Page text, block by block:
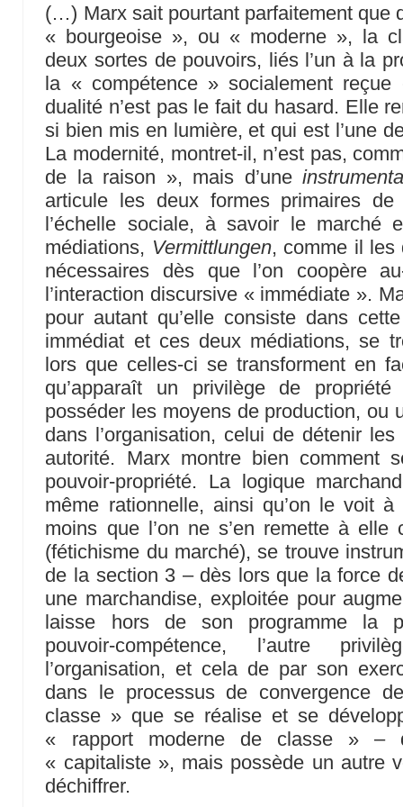
(…) Marx sait pourtant parfaitement que
« bourgeoise », ou « moderne », la
deux sortes de pouvoirs, liés l’un à la
la « compétence » socialement reçue
dualité n’est pas le fait du hasard. Elle
si bien mis en lumière, et qui est l’une
La modernité, montret-il, n’est pas,
de la raison », mais d’une
articule les deux formes primaires
l’échelle sociale, à savoir le marché
médiations, Vermittlungen, comme il les
nécessaires dès que l’on coopère
l’interaction discursive « immédiate ».
pour autant qu’elle consiste dans
immédiat et ces deux médiations, se
lors que celles-ci se transforment en
qu’apparaît un privilège de
posséder les moyens de production, ou
dans l’organisation, celui de détenir
autorité. Marx montre bien comment
pouvoir-propriété. La logique
même rationnelle, ainsi qu’on le voit
moins que l’on ne s’en remette à
(fétichisme du marché), se trouve
de la section 3 – dès lors que la force
une marchandise, exploitée pour
laisse hors de son programme la
pouvoir-compétence, l’autre
l’organisation, et cela de par son
dans le processus de convergence
classe » que se réalise et se
« rapport moderne de classe » –
« capitaliste », mais possède un autre
déchiffrer.